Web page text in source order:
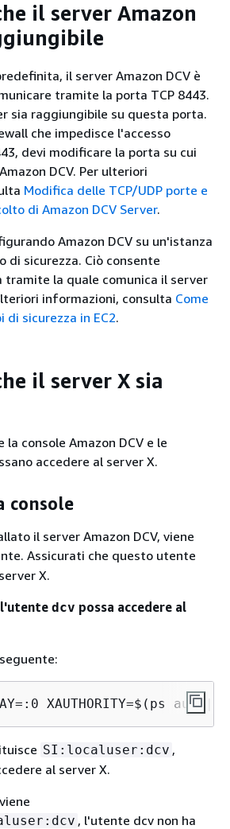
il server Amazon
il server Amazon DCV è
tramite la porta TCP 8443.
sia raggiungibile su questa porta.
che impedisce l'accesso
devi modificare la porta su cui
DCV. Per ulteriori
Modifica delle TCP/UDP porte e
di Amazon DCV Server.
Amazon DCV su un'istanza
di sicurezza. Ciò consente
tramite la quale comunica il server
informazioni, consulta Come
sicurezza in EC2.
il server X sia
la console Amazon DCV e le
accedere al server X.
console
il server Amazon DCV, viene
Assicurati che questo utente
X.
l'utente dcv possa accedere al
SI:localuser:dcv ,
al server X.
, l'utente dcv non ha